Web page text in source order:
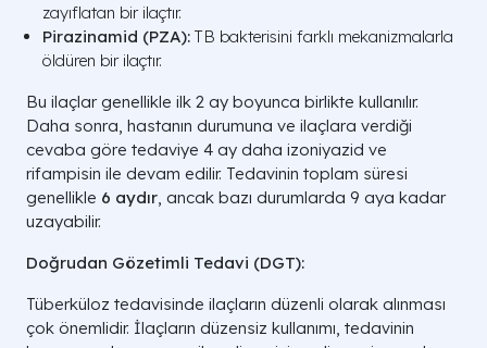
zayıflatan bir ilaçtır.
Pirazinamid (PZA): TB bakterisini farklı mekanizmalarla
öldüren bir ilaçtır.
Bu ilaçlar genellikle ilk 2 ay boyunca birlikte kullanılır.
Daha sonra, hastanın durumuna ve ilaçlara verdiği
cevaba göre tedaviye 4 ay daha izoniyazid ve
rifampisin ile devam edilir. Tedavinin toplam süresi
genellikle 6 aydır, ancak bazı durumlarda 9 aya kadar
uzayabilir.
Doğrudan Gözetimli Tedavi (DGT):
Tüberküloz tedavisinde ilaçların düzenli olarak alınması
çok önemlidir. İlaçların düzensiz kullanımı, tedavinin